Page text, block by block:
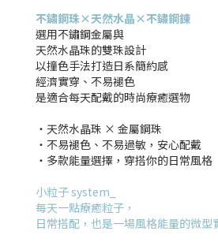
不鏽鋼珠×天然水晶×不鏽鋼鍊
選用不鏽鋼金屬與
天然水晶珠的雙珠設計
以撞色手法打造日系簡約感
經濟實穿、不易褪色
是適合每天配戴的時尚療癒選物
・天然水晶珠 × 金屬鋼珠
・不易褪色、不易過敏，安心配戴
・多款能量選擇，穿搭你的日常風格
小粒子 system_
每天一點療癒粒子，
日常搭配，也是一場風格能量的微型